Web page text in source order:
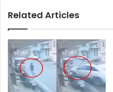
Related Articles